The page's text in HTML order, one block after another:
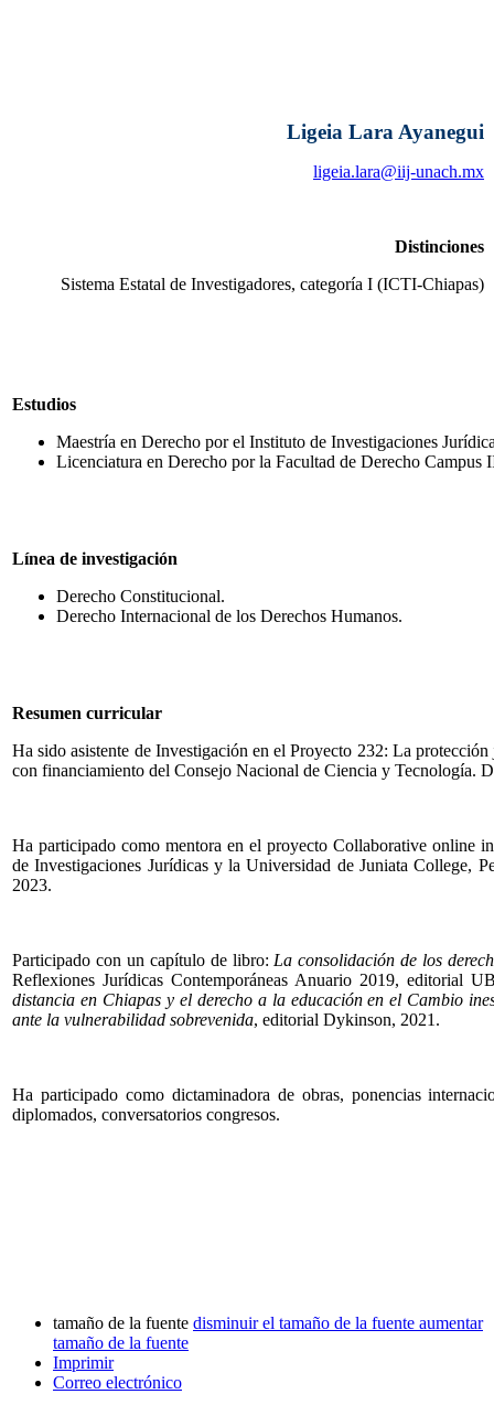
Ligeia Lara Ayanegui
ligeia.lara@iij-unach.mx
Distinciones
Sistema Estatal de Investigadores, categoría I (ICTI-Chiapas)
Estudios
Maestría en Derecho por el Instituto de Investigaciones
Licenciatura en Derecho por la Facultad de Derecho
Línea de investigación
Derecho Constitucional.
Derecho Internacional de los Derechos Humanos.
Resumen curricular
Ha sido asistente de Investigación en el Proyecto 232: La
con financiamiento del Consejo Nacional de Ciencia y Tecnología.
Ha participado como mentora en el proyecto Collaborative online
de Investigaciones Jurídicas y la Universidad de Juniata College,
2023.
Participado con un capítulo de libro: La consolidación de los
Reflexiones Jurídicas Contemporáneas Anuario 2019, editorial
distancia en Chiapas y el derecho a la educación en el Cambio
ante la vulnerabilidad sobrevenida, editorial Dykinson, 2021.
Ha participado como dictaminadora de obras, ponencias
diplomados, conversatorios congresos.
tamaño de la fuente disminuir el tamaño de la fuente aumentar
tamaño de la fuente
Imprimir
Correo electrónico